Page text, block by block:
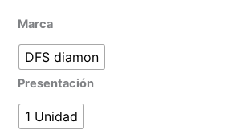
Marca
DFS diamon
Presentación
1 Unidad